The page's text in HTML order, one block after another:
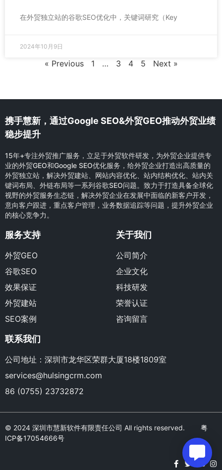
在外贸独立站的谷歌SEO优化中，关键词研究（Key
2024年10月9日
« Previous 1 … 3 4 5 Next »
携手慧新，通过Google SEO&外贸GEO推动外贸业绩
稳步提升
15年+专注外贸推广服务，立足于外贸软件研发，为外贸企业提供专
业的外贸GEO和Google SEO优化服务，给外贸企业打造出高质量的
外贸独立站，解决外贸建站、网站内容优化、站内结构优化、站内关
键词布局、外链布局等一系列谷歌SEO问题。致力于打造具备全球化
视野的外贸服务生态链，解决外贸企业在发展中面临的新客户开发，
意向客户跟进，重点客户管理，业务数据追踪等问题，提升外贸企业
的核心竞争力。
服务支持
外贸GEO
谷歌SEO
效果保证
外贸建站
SEO案例
关于我们
公司简介
企业文化
科技研发
荣誉认证
咨询留言
联系我们
公司地址：深圳市龙华区荣群大厦18楼1809室
services@hulsingcrm.com
86 (0755) 23732872
© 2024 深圳市慧新软件有限责任公司 All rights reserved. 粤
ICP备17054666号